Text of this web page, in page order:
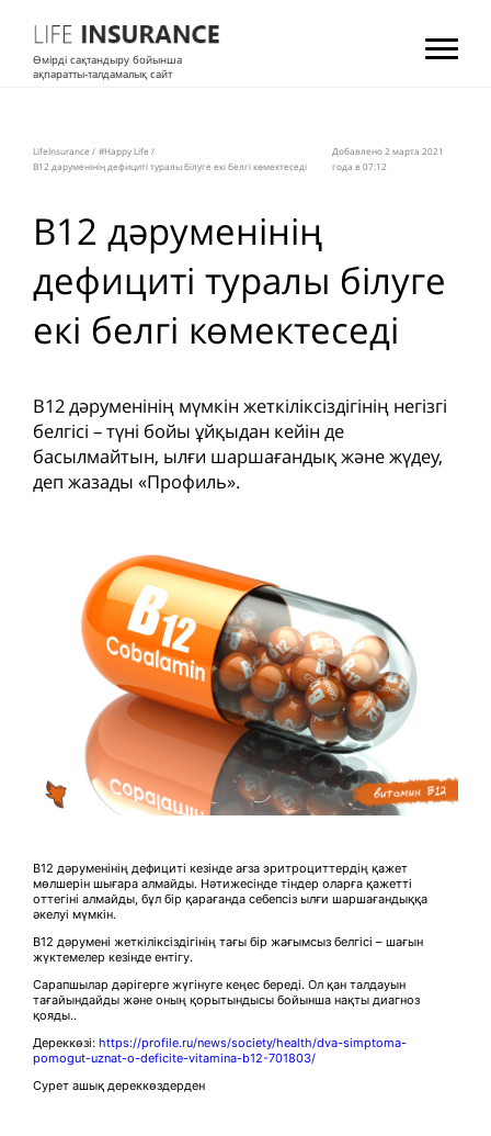
Өмірді сақтандыру бойынша
ақпаратты-талдамалық сайт
LifeInsurance / #Happy Life /
B12 дәруменінің дефициті туралы білуге екі белгі көмектеседі
Добавлено 2 мартa 2021
года в 07:12
B12 дәруменінің
дефициті туралы білуге
екі белгі көмектеседі
B12 дәруменінің мүмкін жеткіліксіздігінің негізгі
белгісі – түні бойы ұйқыдан кейін де
басылмайтын, ылғи шаршағандық және жүдеу,
деп жазады «Профиль».
B12 дәруменінің дефициті кезінде ағза эритроциттердің қажет
мөлшерін шығара алмайды. Нәтижесінде тіндер оларға қажетті
оттегіні алмайды, бұл бір қарағанда себепсіз ылғи шаршағандыққа
әкелуі мүмкін.
B12 дәрумені жеткіліксіздігінің тағы бір жағымсыз белгісі – шағын
жүктемелер кезінде ентігу.
Сарапшылар дәрігерге жүгінуге кеңес береді. Ол қан талдауын
тағайындайды және оның қорытындысы бойынша нақты диагноз
қояды..
Дереккөзі: https://profile.ru/news/society/health/dva-simptoma-
pomogut-uznat-o-deficite-vitamina-b12-701803/
Сурет ашық дереккөздерден